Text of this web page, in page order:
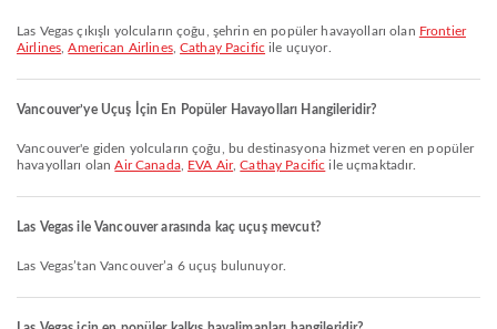
Las Vegas çıkışlı yolcuların çoğu, şehrin en popüler havayolları olan Frontier
Airlines ,American Airlines,Cathay Pacific ile uçuyor.
Vancouver’ye Uçuş İçin En Popüler Havayolları Hangileridir?
Vancouver'e giden yolcuların çoğu, bu destinasyona hizmet veren en popüler
havayolları olanAir Canada, EVA Air,Cathay Pacific ile uçmaktadır.
Las Vegas ile Vancouver arasında kaç uçuş mevcut?
Las Vegas’tan Vancouver’a 6 uçuş bulunuyor.